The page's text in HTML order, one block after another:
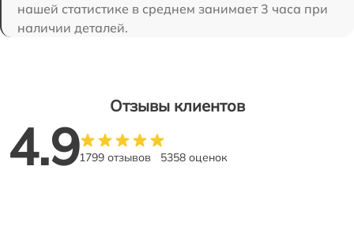
нашей статистике в среднем занимает 3 часа при
наличии деталей.
Отзывы клиентов
4.91799 отзывов 5358 оценок